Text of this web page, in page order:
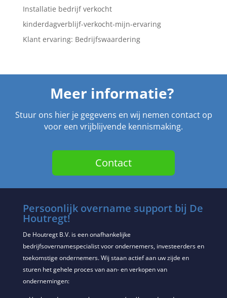
Installatie bedrijf verkocht
kinderdagverblijf-verkocht-mijn-ervaring
Klant ervaring: Bedrijfswaardering
Meer informatie?
Stuur ons hier je gegevens en wij nemen contact op
voor een vrijblijvende kennismaking.
Contact
Persoonlijk overname support bij De
Houtregt!
De Houtregt B.V. is een onafhankelijke
bedrijfsovernamespecialist voor ondernemers, investeerders en
toekomstige ondernemers. Wij staan actief aan uw zijde en
sturen het gehele proces van aan- en verkopen van
ondernemingen: